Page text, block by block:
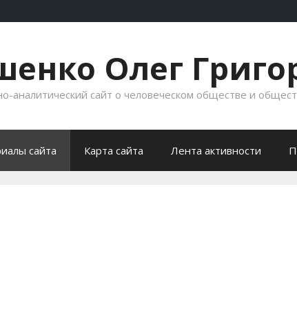
Олег
аналитический сайт о человеческом обществе и
сайта Карта сайта Лента активности